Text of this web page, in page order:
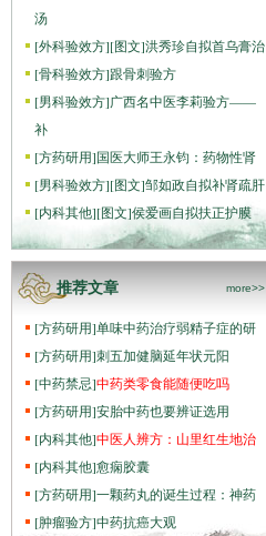
汤
[外科验效方][图文]洪秀珍自拟首乌膏治
[骨科验效方]跟骨刺验方
[男科验效方]广西名中医李莉验方——
补
[方药研用]国医大师王永钧：药物性肾
[男科验效方][图文]邹如政自拟补肾疏肝
[内科其他][图文]侯爱画自拟扶正护膜
推荐文章 more>>
[方药研用]单味中药治疗弱精子症的研
[方药研用]刺五加健脑延年状元阳
[中药禁忌]中药类零食能随便吃吗
[方药研用]安胎中药也要辨证选用
[内科其他]中医人辨方：山里红生地治
[内科其他]愈痫胶囊
[方药研用]一颗药丸的诞生过程：神药
[肿瘤验方]中药抗癌大观